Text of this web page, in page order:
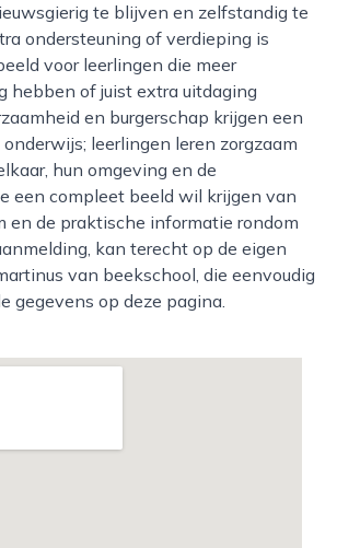
te blijven en zelfstandig te
ondersteuning of verdieping is
voor leerlingen die meer
hebben of juist extra uitdaging
en burgerschap krijgen een
leerlingen leren zorgzaam
hun omgeving en de
een compleet beeld wil krijgen van
en de praktische informatie rondom
kan terecht op de eigen
van beekschool, die eenvoudig
gegevens op deze pagina.